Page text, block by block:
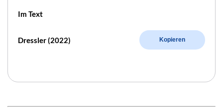
Im Text
Dressler (2022) Kopieren